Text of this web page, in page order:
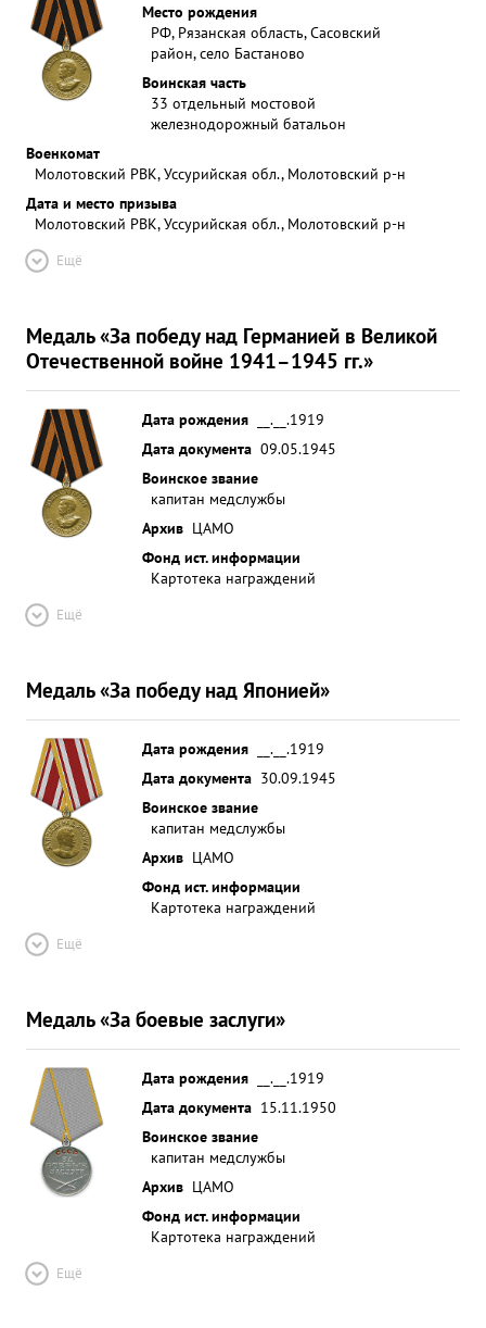
Место рождения
РФ, Рязанская область, Сасовский
район, село Бастаново
Воинская часть
33 отдельный мостовой
железнодорожный батальон
Военкомат
Молотовский РВК, Уссурийская обл., Молотовский р-н
Дата и место призыва
Молотовский РВК, Уссурийская обл., Молотовский р-н
Ещё
Медаль «За победу над Германией в Великой
Отечественной войне 1941–1945 гг.»
Дата рождения
__.__.1919
Дата документа 09.05.1945
Воинское звание
капитан медслужбы
Архив ЦАМО
Фонд ист. информации
Картотека награждений
Ещё
Медаль «За победу над Японией»
Дата рождения
__.__.1919
Дата документа 30.09.1945
Воинское звание
капитан медслужбы
Архив ЦАМО
Фонд ист. информации
Картотека награждений
Ещё
Медаль «За боевые заслуги»
Дата рождения
__.__.1919
Дата документа 15.11.1950
Воинское звание
капитан медслужбы
Архив ЦАМО
Фонд ист. информации
Картотека награждений
Ещё